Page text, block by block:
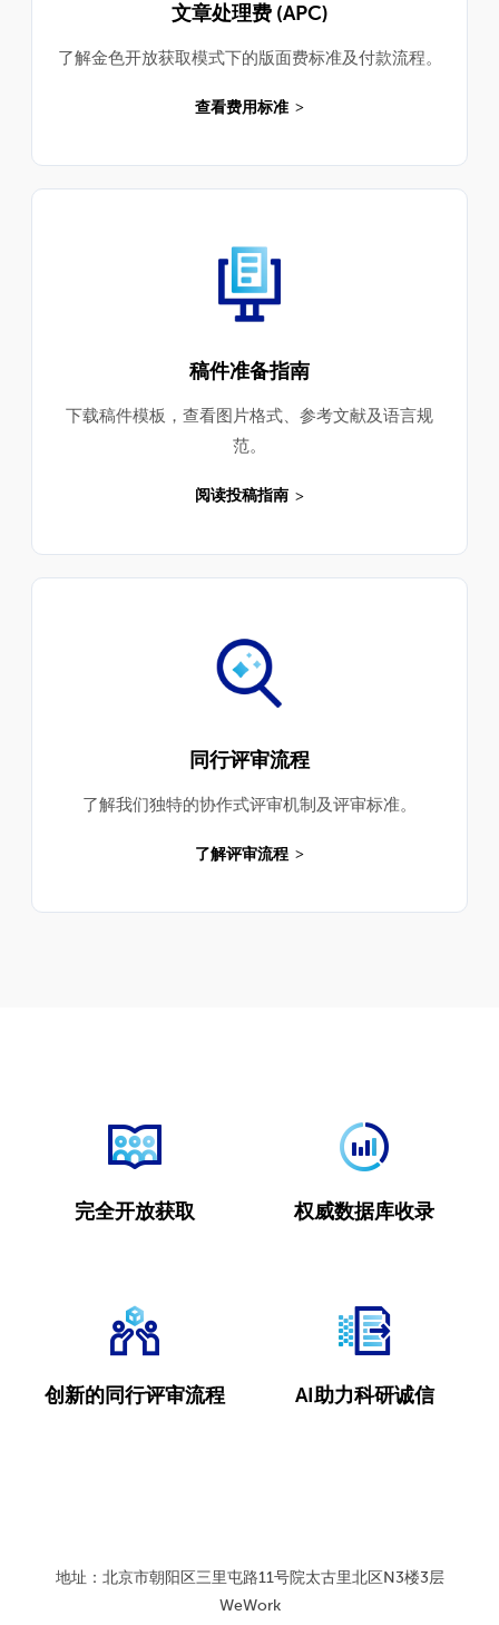
文章处理费 (APC)
了解金色开放获取模式下的版面费标准及付款流程。
查看费用标准
稿件准备指南
下载稿件模板，查看图片格式、参考文献及语言规
范。
阅读投稿指南
同行评审流程
了解我们独特的协作式评审机制及评审标准。
了解评审流程
完全开放获取 权威数据库收录
创新的同行评审流程 AI助力科研诚信
地址：北京市朝阳区三里屯路11号院太古里北区N3楼3层
WeWork